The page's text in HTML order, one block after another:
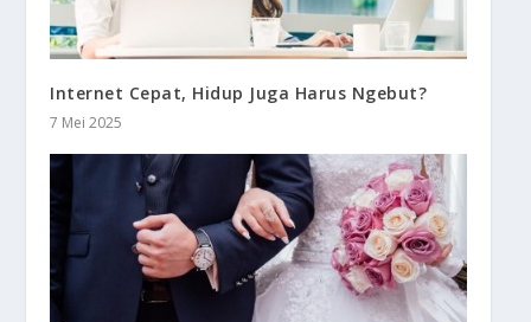
Internet Cepat, Hidup Juga Harus Ngebut?
7 Mei 2025